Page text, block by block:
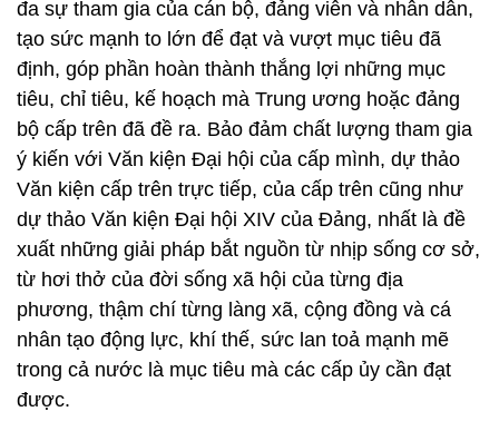
đa sự tham gia của cán bộ, đảng viên và nhân dân,
tạo sức mạnh to lớn để đạt và vượt mục tiêu đã
định, góp phần hoàn thành thắng lợi những mục
tiêu, chỉ tiêu, kế hoạch mà Trung ương hoặc đảng
bộ cấp trên đã đề ra. Bảo đảm chất lượng tham gia
ý kiến với Văn kiện Đại hội của cấp mình, dự thảo
Văn kiện cấp trên trực tiếp, của cấp trên cũng như
dự thảo Văn kiện Đại hội XIV của Đảng, nhất là đề
xuất những giải pháp bắt nguồn từ nhịp sống cơ sở,
từ hơi thở của đời sống xã hội của từng địa
phương, thậm chí từng làng xã, cộng đồng và cá
nhân tạo động lực, khí thế, sức lan toả mạnh mẽ
trong cả nước là mục tiêu mà các cấp ủy cần đạt
được.